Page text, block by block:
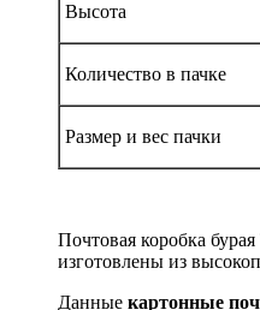
Высота
Количество в пачке
Размер и вес пачки
Почтовая коробка
изготовлены из
Данные картонные